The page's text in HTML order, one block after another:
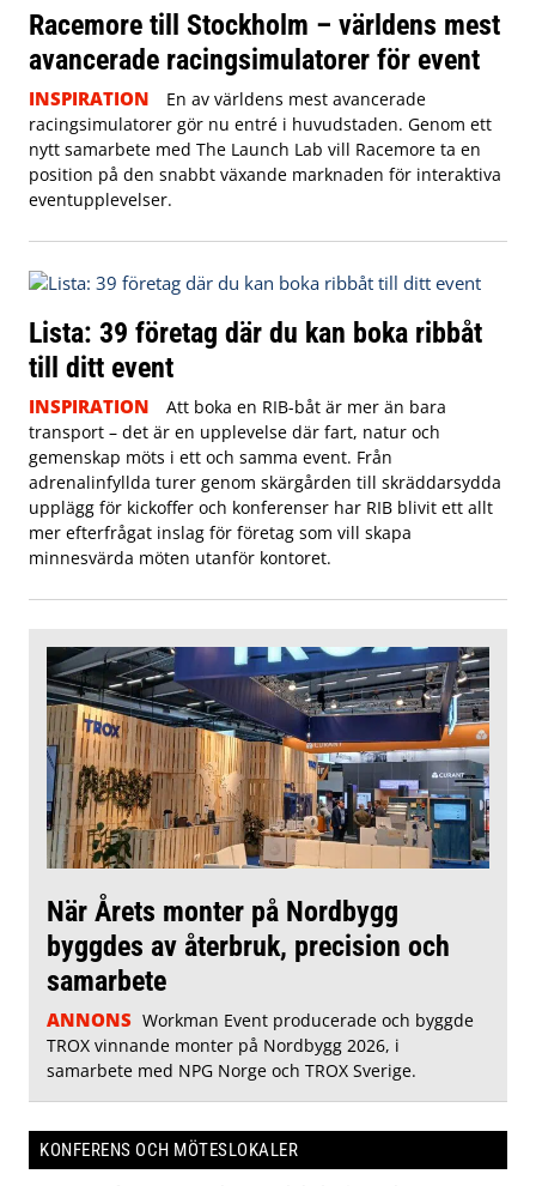
Racemore till Stockholm – världens mest
avancerade racingsimulatorer för event
INSPIRATION
En av världens mest avancerade
racingsimulatorer gör nu entré i huvudstaden. Genom ett
nytt samarbete med The Launch Lab vill Racemore ta en
position på den snabbt växande marknaden för interaktiva
eventupplevelser.
Lista: 39 företag där du kan boka ribbåt
till ditt event
INSPIRATION
Att boka en RIB-båt är mer än bara
transport – det är en upplevelse där fart, natur och
gemenskap möts i ett och samma event. Från
adrenalinfyllda turer genom skärgården till skräddarsydda
upplägg för kickoffer och konferenser har RIB blivit ett allt
mer efterfrågat inslag för företag som vill skapa
minnesvärda möten utanför kontoret.
När Årets monter på Nordbygg
byggdes av återbruk, precision och
samarbete
ANNONS Workman Event producerade och byggde
TROX vinnande monter på Nordbygg 2026, i
samarbete med NPG Norge och TROX Sverige.
KONFERENS OCH MÖTESLOKALER